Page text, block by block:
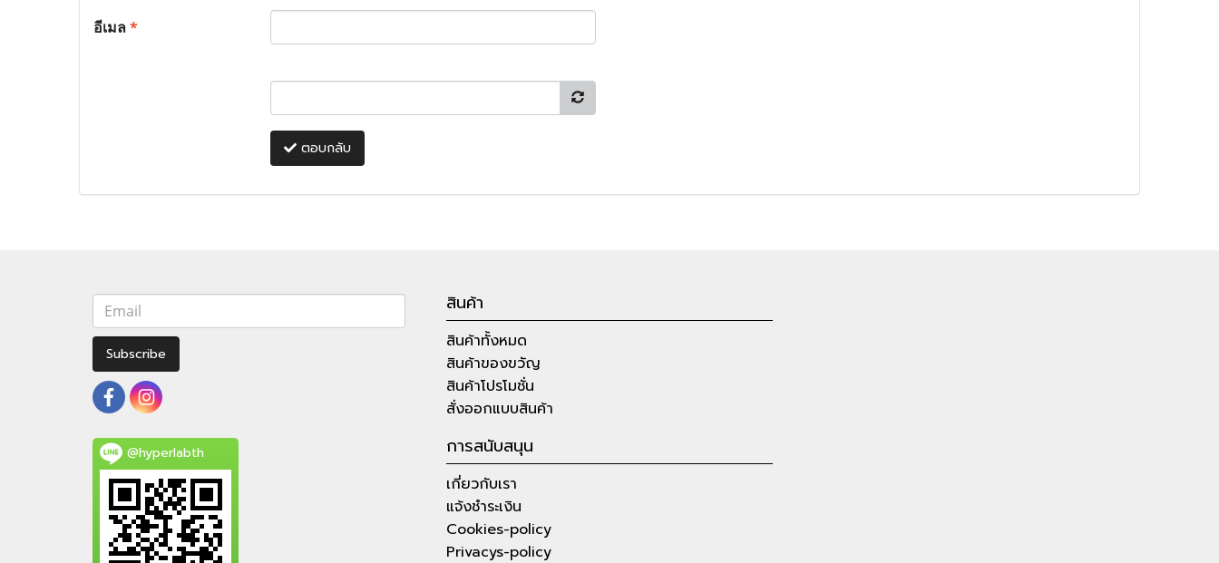
อีเมล*
ตอบกลับ
Subscribe
@hyperlabth
สินค้า
สินค้าทั้งหมด
สินค้าของขวัญ
สินค้าโปรโมชั่น
สั่งออกแบบสินค้า
การสนับสนุน
เกี่ยวกับเรา
แจ้งชำระเงิน
Cookies-policy
Privacys-policy